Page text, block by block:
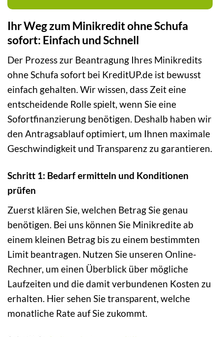
Ihr Weg zum Minikredit ohne Schufa
sofort: Einfach und Schnell
Der Prozess zur Beantragung Ihres Minikredits
ohne Schufa sofort bei KreditUP.de ist bewusst
einfach gehalten. Wir wissen, dass Zeit eine
entscheidende Rolle spielt, wenn Sie eine
Sofortfinanzierung benötigen. Deshalb haben wir
den Antragsablauf optimiert, um Ihnen maximale
Geschwindigkeit und Transparenz zu garantieren.
Schritt 1: Bedarf ermitteln und Konditionen
prüfen
Zuerst klären Sie, welchen Betrag Sie genau
benötigen. Bei uns können Sie Minikredite ab
einem kleinen Betrag bis zu einem bestimmten
Limit beantragen. Nutzen Sie unseren Online-
Rechner, um einen Überblick über mögliche
Laufzeiten und die damit verbundenen Kosten zu
erhalten. Hier sehen Sie transparent, welche
monatliche Rate auf Sie zukommt.